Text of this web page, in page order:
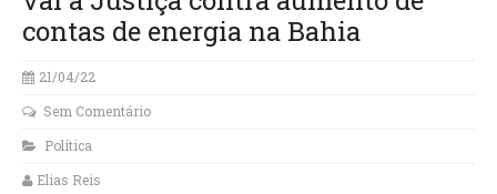
contas de energia na Bahia
21/04/22
Sem Comentário
Política
Elias Reis